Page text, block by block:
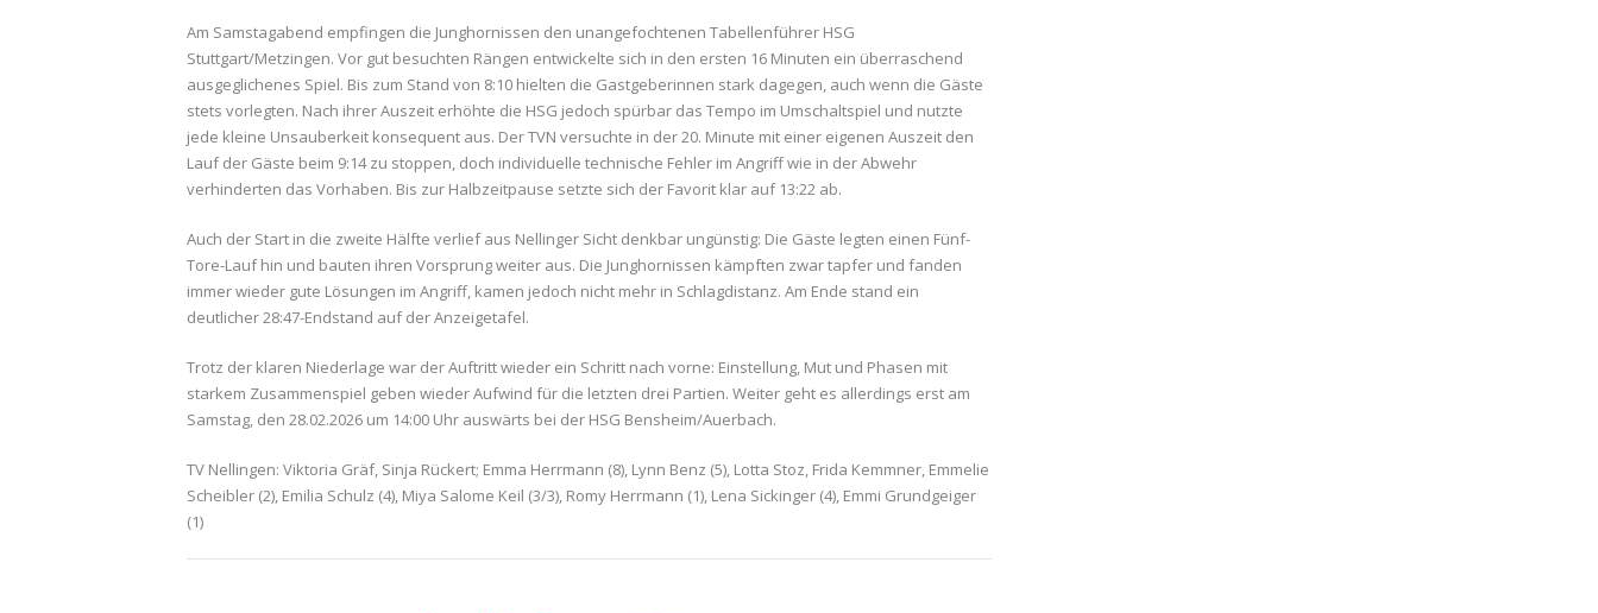
Am Samstagabend empfingen die Junghornissen den unangefochtenen Tabellenführer HSG
Stuttgart/Metzingen. Vor gut besuchten Rängen entwickelte sich in den ersten 16 Minuten ein überraschend
ausgeglichenes Spiel. Bis zum Stand von 8:10 hielten die Gastgeberinnen stark dagegen, auch wenn die Gäste
stets vorlegten. Nach ihrer Auszeit erhöhte die HSG jedoch spürbar das Tempo im Umschaltspiel und nutzte
jede kleine Unsauberkeit konsequent aus. Der TVN versuchte in der 20. Minute mit einer eigenen Auszeit den
Lauf der Gäste beim 9:14 zu stoppen, doch individuelle technische Fehler im Angriff wie in der Abwehr
verhinderten das Vorhaben. Bis zur Halbzeitpause setzte sich der Favorit klar auf 13:22 ab.
Auch der Start in die zweite Hälfte verlief aus Nellinger Sicht denkbar ungünstig: Die Gäste legten einen Fünf-
Tore-Lauf hin und bauten ihren Vorsprung weiter aus. Die Junghornissen kämpften zwar tapfer und fanden
immer wieder gute Lösungen im Angriff, kamen jedoch nicht mehr in Schlagdistanz. Am Ende stand ein
deutlicher 28:47-Endstand auf der Anzeigetafel.
Trotz der klaren Niederlage war der Auftritt wieder ein Schritt nach vorne: Einstellung, Mut und Phasen mit
starkem Zusammenspiel geben wieder Aufwind für die letzten drei Partien. Weiter geht es allerdings erst am
Samstag, den 28.02.2026 um 14:00 Uhr auswärts bei der HSG Bensheim/Auerbach.
TV Nellingen: Viktoria Gräf, Sinja Rückert; Emma Herrmann (8), Lynn Benz (5), Lotta Stoz, Frida Kemmner, Emmelie
Scheibler (2), Emilia Schulz (4), Miya Salome Keil (3/3), Romy Herrmann (1), Lena Sickinger (4), Emmi Grundgeiger
(1)